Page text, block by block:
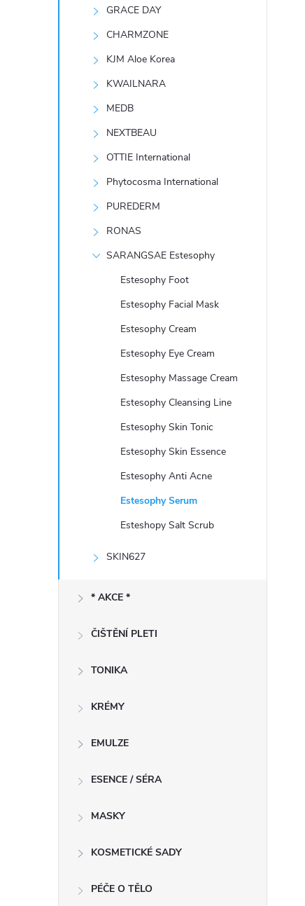
GRACE DAY
CHARMZONE
KJM Aloe Korea
KWAILNARA
MEDB
NEXTBEAU
OTTIE International
Phytocosma International
PUREDERM
RONAS
SARANGSAE Estesophy
Estesophy Foot
Estesophy Facial Mask
Estesophy Cream
Estesophy Eye Cream
Estesophy Massage Cream
Estesophy Cleansing Line
Estesophy Skin Tonic
Estesophy Skin Essence
Estesophy Anti Acne
Estesophy Serum
Esteshopy Salt Scrub
SKIN627
* AKCE *
ČIŠTĚNÍ PLETI
TONIKA
KRÉMY
EMULZE
ESENCE / SÉRA
MASKY
KOSMETICKÉ SADY
PÉČE O TĚLO